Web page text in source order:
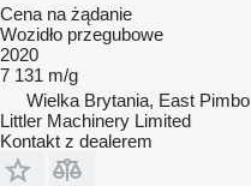
Cena na żądanie
Wozidło przegubowe
2020
7 131 m/g
Wielka Brytania, East Pimbo
Littler Machinery Limited
Kontakt z dealerem